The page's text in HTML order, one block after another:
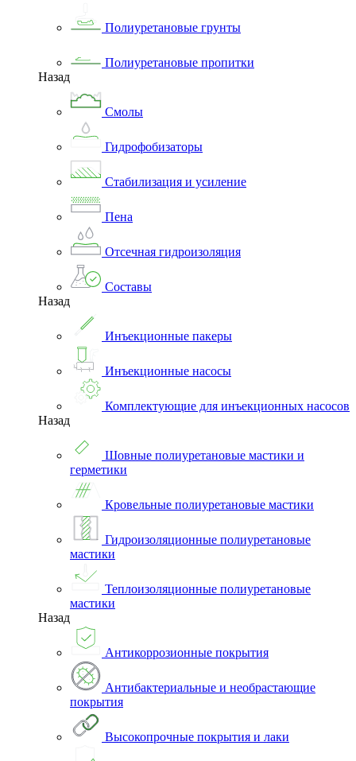
Полиуретановые грунты
Полиуретановые пропитки
Назад
Смолы
Гидрофобизаторы
Стабилизация и усиление
Пена
Отсечная гидроизоляция
Составы
Назад
Инъекционные пакеры
Инъекционные насосы
Комплектующие для инъекционных насосов
Назад
Шовные полиуретановые мастики и
герметики
Кровельные полиуретановые мастики
Гидроизоляционные полиуретановые
мастики
Теплоизоляционные полиуретановые
мастики
Назад
Антикоррозионные покрытия
Антибактериальные и необрастающие
покрытия
Высокопрочные покрытия и лаки